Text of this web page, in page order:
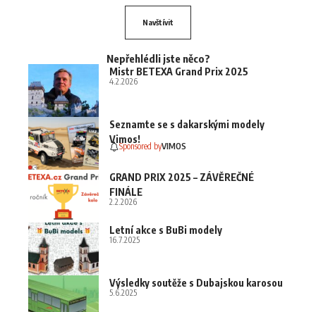
Navštívit
Nepřehlédli jste něco?
Mistr BETEXA Grand Prix 2025
4.2.2026
Seznamte se s dakarskými modely
Vimos!
Sponsored byVIMOS
GRAND PRIX 2025 – ZÁVĚREČNÉ
FINÁLE
2.2.2026
Letní akce s BuBi modely
16.7.2025
Výsledky soutěže s Dubajskou karosou
5.6.2025